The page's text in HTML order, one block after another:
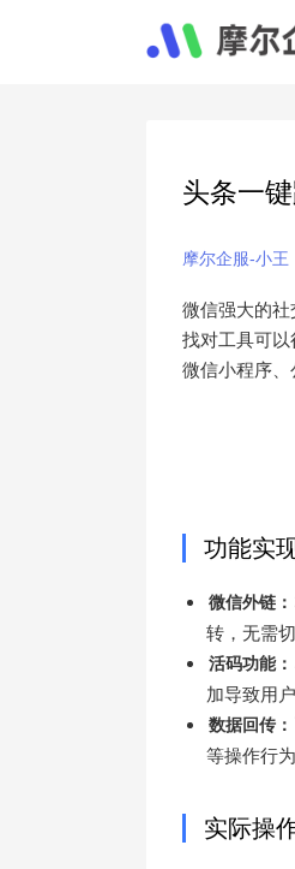
头条一
摩尔企服-小王
微信强大的
找对工具可
微信小程序、
功能实
微信外链：
转，无需
活码功能：
加导致用
数据回传：
等操作行
实际操